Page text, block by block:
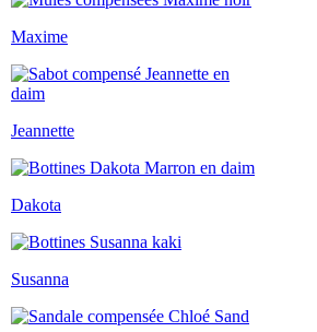
Maxime
Jeannette
Dakota
Susanna